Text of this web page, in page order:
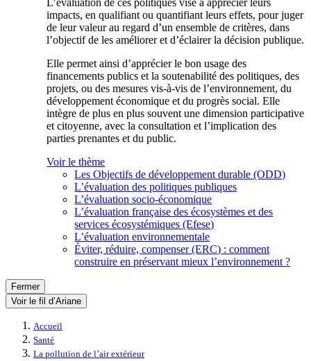
L’évaluation de ces politiques vise à apprécier leurs
impacts, en qualifiant ou quantifiant leurs effets, pour juger
de leur valeur au regard d’un ensemble de critères, dans
l’objectif de les améliorer et d’éclairer la décision publique.
Elle permet ainsi d’apprécier le bon usage des
financements publics et la soutenabilité des politiques, des
projets, ou des mesures vis-à-vis de l’environnement, du
développement économique et du progrès social. Elle
intègre de plus en plus souvent une dimension participative
et citoyenne, avec la consultation et l’implication des
parties prenantes et du public.
Voir le thème
Les Objectifs de développement durable (ODD)
L’évaluation des politiques publiques
L’évaluation socio-économique
L’évaluation française des écosystèmes et des
services écosystémiques (Efese)
L’évaluation environnementale
Éviter, réduire, compenser (ERC) : comment
construire en préservant mieux l’environnement ?
Fermer
Voir le fil d’Ariane
Accueil
Santé
La pollution de l’air extérieur